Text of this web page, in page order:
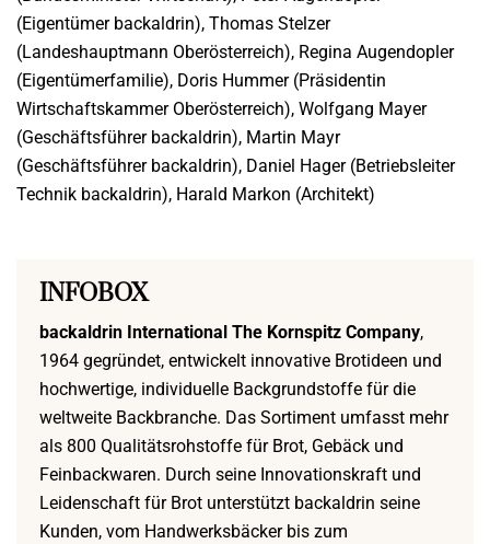
(Eigentümer backaldrin), Thomas Stelzer
(Landeshauptmann Oberösterreich), Regina Augendopler
(Eigentümerfamilie), Doris Hummer (Präsidentin
Wirtschaftskammer Oberösterreich), Wolfgang Mayer
(Geschäftsführer backaldrin), Martin Mayr
(Geschäftsführer backaldrin), Daniel Hager (Betriebsleiter
Technik backaldrin), Harald Markon (Architekt)
INFOBOX
backaldrin International The Kornspitz Company,
1964 gegründet, entwickelt innovative Brotideen und
hochwertige, individuelle Backgrundstoffe für die
weltweite Backbranche. Das Sortiment umfasst mehr
als 800 Qualitätsrohstoffe für Brot, Gebäck und
Feinbackwaren. Durch seine Innovationskraft und
Leidenschaft für Brot unterstützt backaldrin seine
Kunden, vom Handwerksbäcker bis zum